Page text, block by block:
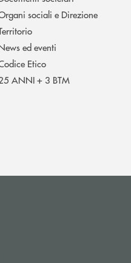
sociali e Direzione
ed eventi
Etico
ANNI + 3 BTM
apre l’app di posta elettronica)